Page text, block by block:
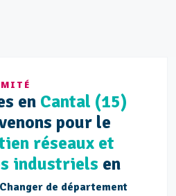
en Cantal (15)
pour le
réseaux et
industriels en
Changer de département